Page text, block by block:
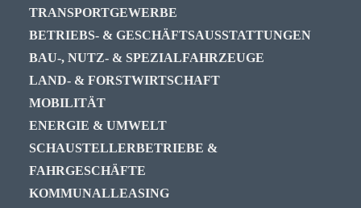
TRANSPORTGEWERBE
BETRIEBS- & GESCHÄFTSAUSSTATTUNGEN
BAU-, NUTZ- & SPEZIALFAHRZEUGE
LAND- & FORSTWIRTSCHAFT
MOBILITÄT
ENERGIE & UMWELT
SCHAUSTELLERBETRIEBE &
FAHRGESCHÄFTE
KOMMUNALLEASING